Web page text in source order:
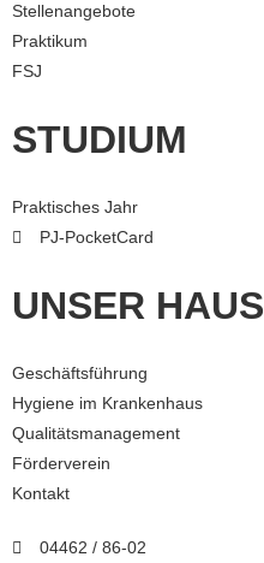
Stellenangebote
Praktikum
FSJ
STUDIUM
Praktisches Jahr
PJ-PocketCard
UNSER HAUS
Geschäftsführung
Hygiene im Krankenhaus
Qualitätsmanagement
Förderverein
Kontakt
04462 / 86-02